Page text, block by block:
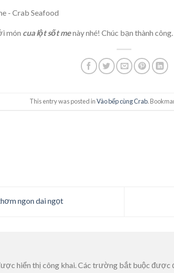
món cua lột sốt menày nhé! Chúc bạn thành công.
This entry was posted inVào bếp cùng Crab.
ngon dai ngọt
hiển thị công khai. Các trường bắt buộc được